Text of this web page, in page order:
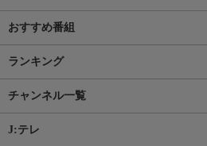
おすすめ番組
ランキング
チャンネル一覧
J:テレ